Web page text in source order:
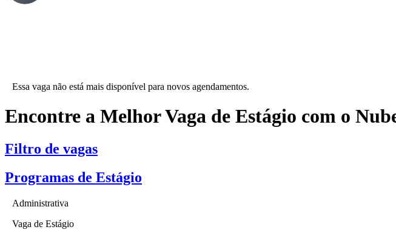
Essa vaga não está mais disponível para novos agendamentos.
Encontre a Melhor Vaga de Estágio com o
Filtro de vagas
Programas de Estágio
Administrativa
Vaga de Estágio